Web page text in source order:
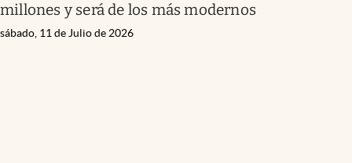
millones y será de los más modernos
sábado, 11 de Julio de 2026